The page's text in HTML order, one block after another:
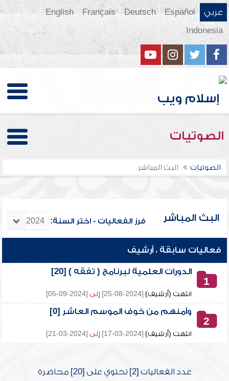
عربي Español
Deutsch
Français
English
Indonesia
الصوتيات
الصوتيات البث المباشر
البث المباشر فرز الفعاليات - اختر السنة:
فعاليات سابقة ، أرشيف
1
الدورات العلمية لبرنامج ( تفقه ) [20]
انتهت (أرشيف) [2024-08-25] إلى [2024-09-05]
2
وآمنهم من خوف الموسم العاشر [0]
انتهت (أرشيف) [2024-03-17] إلى [2024-03-21]
عدد الفعاليات [2] تحتوي على [20] محاضرة